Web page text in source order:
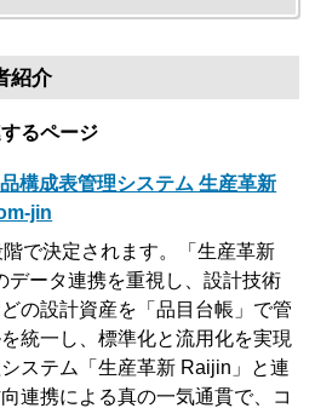
紹介
るページ
構成表管理システム 生産革新
jin
で決定されます。「生産革新
データ連携を重視し、設計技術
の設計資産を「品目台帳」で管
統一し、標準化と流用化を実現
ステム「生産革新 Raijin」と連
連携による真の一気通貫で、コ